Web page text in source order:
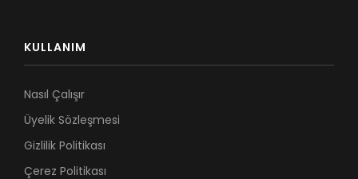
KULLANIM
Nasıl Çalışır
Üyelik Sözleşmesi
Gizlilik Politikası
Çerez Politikası